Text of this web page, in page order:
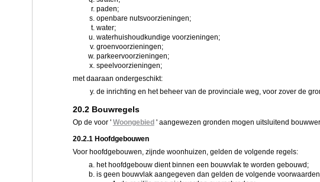
paden;
openbare nutsvoorzieningen;
water;
waterhuishoudkundige voorzieningen;
groenvoorzieningen;
parkeervoorzieningen;
speelvoorzieningen;
met daaraan ondergeschikt:
de inrichting en het beheer van de provinciale weg, voor zover de
20.2 Bouwregels
Op de voor ' Woongebied ' aangewezen gronden mogen uitsluitend
20.2.1 Hoofdgebouwen
Voor hoofdgebouwen, zijnde woonhuizen, gelden de volgende regels:
het hoofdgebouw dient binnen een bouwvlak te worden gebouwd;
is geen bouwvlak aangegeven dan gelden de volgende